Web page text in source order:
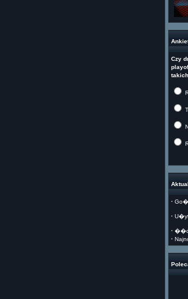
Czy
·
·
·
·